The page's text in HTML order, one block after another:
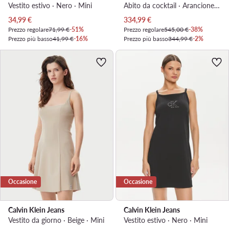
Vestito estivo · Nero · Mini
Prezzo attuale
34,99€
Prezzo regolare71,99 €-51%
Prezzo più basso41,99 €-16%
Abito da cocktail · Arancione · Midi
Prezzo attuale
334,99€
Prezzo regolare545,00 €-38%
Prezzo più basso344,99 €-2%
Occasione
Calvin Klein Jeans
Vestito da giorno · Beige · Mini
Occasione
Calvin Klein Jeans
Vestito estivo · Nero · Mini